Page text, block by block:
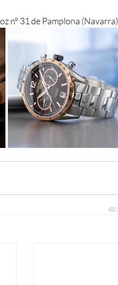
nº 31 de Pamplona (Navarra)